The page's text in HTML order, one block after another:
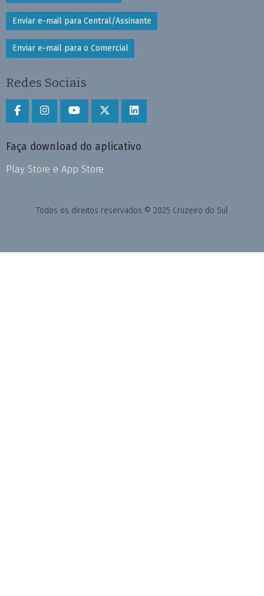
Enviar e-mail para Central/Assinante
Enviar e-mail para o Comercial
Redes Sociais
Faça download do aplicativo
Play Store e App Store
Todos os direitos reservados © 2025 Cruzeiro do Sul